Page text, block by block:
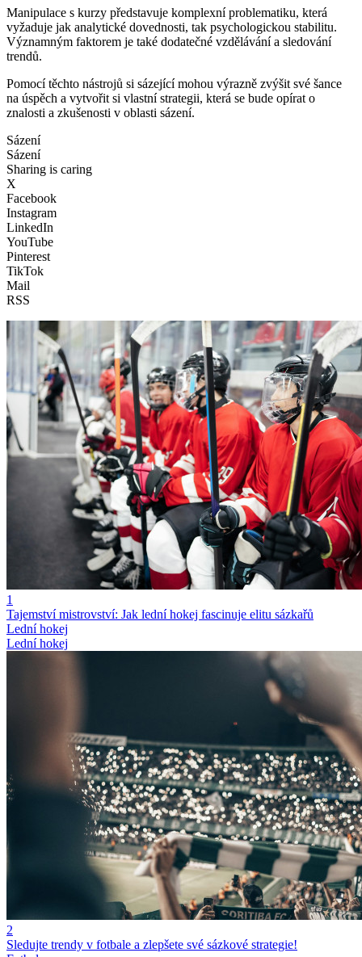
Manipulace s kurzy představuje komplexní problematiku, která
vyžaduje jak analytické dovednosti, tak psychologickou stabilitu.
Významným faktorem je také dodatečné vzdělávání a sledování
trendů.
Pomocí těchto nástrojů si sázející mohou výrazně zvýšit své šance
na úspěch a vytvořit si vlastní strategii, která se bude opírat o
znalosti a zkušenosti v oblasti sázení.
Sázení
Sázení
Sharing is caring
X
Facebook
Instagram
LinkedIn
YouTube
Pinterest
TikTok
Mail
RSS
1
Tajemství mistrovství: Jak lední hokej fascinuje elitu sázkařů
Lední hokej
Lední hokej
2
Sledujte trendy v fotbale a zlepšete své sázkové strategie!